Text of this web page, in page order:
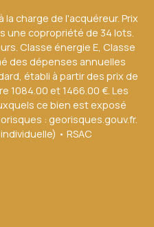
charge de l'acquéreur. Prix
une copropriété de 34 lots.
Classe énergie E, Classe
des dépenses annuelles
établi à partir des prix de
1084.00 et 1466.00 €. Les
ce bien est exposé
: georisques.gouv.fr.
• RSAC